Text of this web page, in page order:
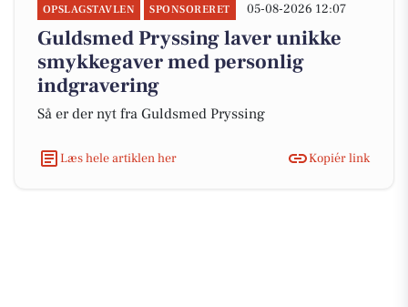
OPSLAGSTAVLEN SPONSORERET 05-08-2026 12:07
Guldsmed Pryssing laver unikke
smykkegaver med personlig
indgravering
Så er der nyt fra Guldsmed Pryssing
Læs hele artiklen her Kopiér link